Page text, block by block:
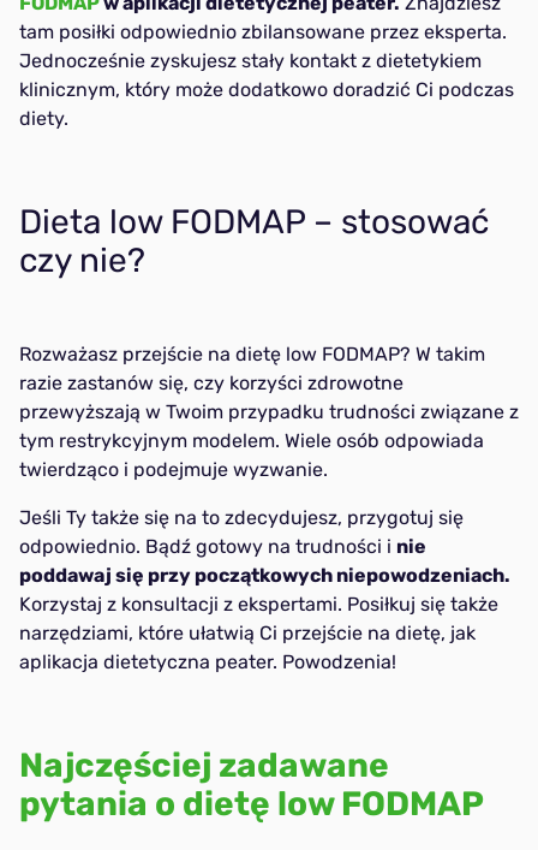
tam posiłki odpowiednio zbilansowane przez eksperta.
Jednocześnie zyskujesz stały kontakt z dietetykiem
klinicznym, który może dodatkowo doradzić Ci podczas
diety.
Dieta low FODMAP – stosować
czy nie?
Rozważasz przejście na dietę low FODMAP? W takim
razie zastanów się, czy korzyści zdrowotne
przewyższają w Twoim przypadku trudności związane z
tym restrykcyjnym modelem. Wiele osób odpowiada
twierdząco i podejmuje wyzwanie.
Jeśli Ty także się na to zdecydujesz, przygotuj się
odpowiednio. Bądź gotowy na trudności i nie
poddawaj się przy początkowych niepowodzeniach.
Korzystaj z konsultacji z ekspertami. Posiłkuj się także
narzędziami, które ułatwią Ci przejście na dietę, jak
aplikacja dietetyczna peater. Powodzenia!
Najczęściej zadawane
pytania o dietę low FODMAP